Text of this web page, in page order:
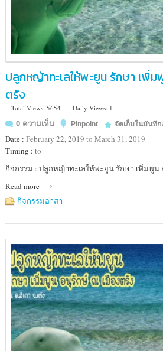
ปลูกหญ้าทะเลให้พะยูน รักษา เพิ่
ตรัง
Total Views: 5654
Daily Views: 1
0 ความเห็น
Pinpoint จัดเก็บในบันทึก
Date : February 22, 2019 to March 31, 2019
Timing : to
Location
ตรัง
กิจกรรม : ปลูกหญ้าทะเลให้พะยูน รักษา เพิ่มพูน
Read more
กิจกรรมอาสา